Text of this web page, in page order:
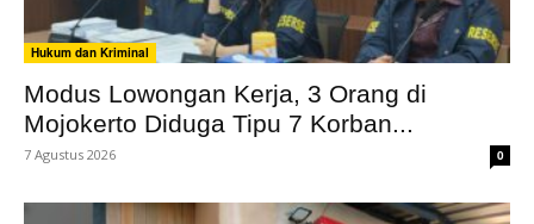
Hukum dan Kriminal
Modus Lowongan Kerja, 3 Orang di
Mojokerto Diduga Tipu 7 Korban...
7 Agustus 2026 0